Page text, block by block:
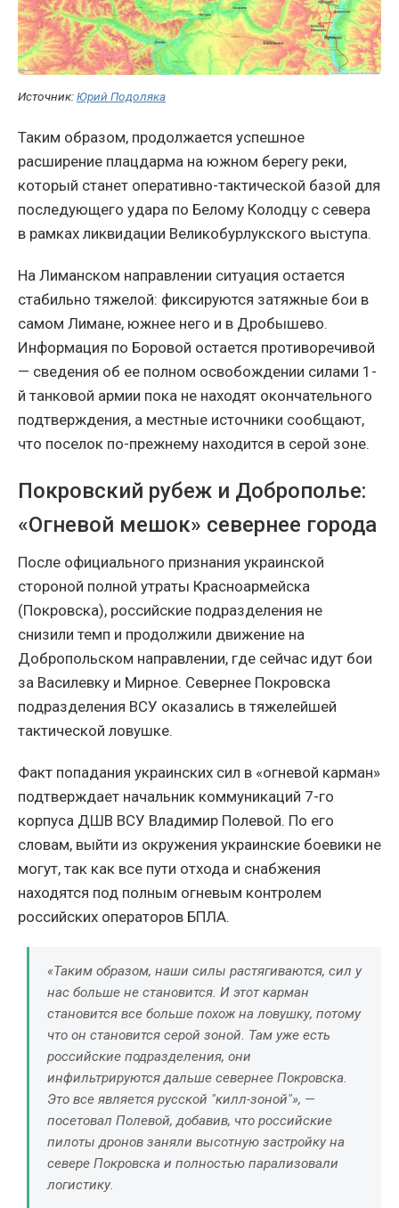
Источник:Юрий Подоляка
Таким образом, продолжается успешное
расширение плацдарма на южном берегу реки,
который станет оперативно-тактической базой для
последующего удара по Белому Колодцу с севера
в рамках ликвидации Великобурлукского выступа.
На Лиманском направлении ситуация остается
стабильно тяжелой: фиксируются затяжные бои в
самом Лимане, южнее него и в Дробышево.
Информация по Боровой остается противоречивой
— сведения об ее полном освобождении силами 1-
й танковой армии пока не находят окончательного
подтверждения, а местные источники сообщают,
что поселок по-прежнему находится в серой зоне.
Покровский рубеж и Доброполье:
«Огневой мешок» севернее города
После официального признания украинской
стороной полной утраты Красноармейска
(Покровска), российские подразделения не
снизили темп и продолжили движение на
Добропольском направлении, где сейчас идут бои
за Василевку и Мирное. Севернее Покровска
подразделения ВСУ оказались в тяжелейшей
тактической ловушке.
Факт попадания украинских сил в «огневой карман»
подтверждает начальник коммуникаций 7-го
корпуса ДШВ ВСУ Владимир Полевой. По его
словам, выйти из окружения украинские боевики не
могут, так как все пути отхода и снабжения
находятся под полным огневым контролем
российских операторов БПЛА.
«Таким образом, наши силы растягиваются, сил у
нас больше не становится. И этот карман
становится все больше похож на ловушку, потому
что он становится серой зоной. Там уже есть
российские подразделения, они
инфильтрируются дальше севернее Покровска.
Это все является русской "килл-зоной"», —
посетовал Полевой, добавив, что российские
пилоты дронов заняли высотную застройку на
севере Покровска и полностью парализовали
логистику.